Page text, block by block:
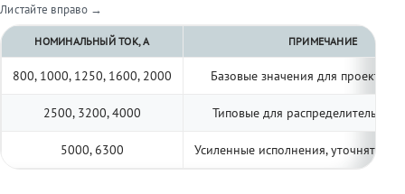
Листайте вправо →
НОМИНАЛЬНЫЙ ТОК, А ПРИМЕЧАНИЕ
800, 1000, 1250, 1600, 2000 Базовые значения для
2500, 3200, 4000 Типовые для распределительных
5000, 6300 Усиленные исполнения, уточнять по